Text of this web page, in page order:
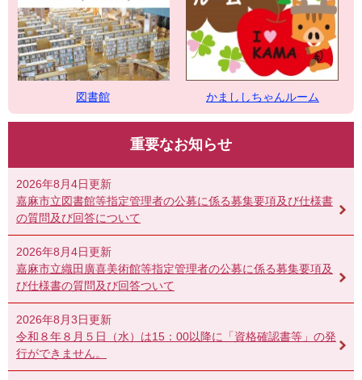
図書館 かまししちゃんルーム
重要なお知らせ
2026年8月4日更新
嘉麻市立図書館等指定管理者の公募に係る募集要項及び仕様書
の質問及び回答について
2026年8月4日更新
嘉麻市立織田廣喜美術館等指定管理者の公募に係る募集要項及
び仕様書の質問及び回答ついて
2026年8月3日更新
令和８年８月５日（水）は15：00以降に「資格確認書等」の発
行ができません。